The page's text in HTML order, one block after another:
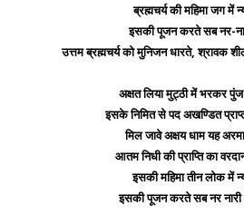
ब्रह्मचर्य की महिमा जग में
इसकी पूजन करते सब नर-
उत्तम ब्रह्मचर्य को मुनिजन धारते, श्रावक
अक्षत लिया मुट्ठी में भरकर
इसके निमित से पद अखण्डित
मिल जावे अक्षय धाम यह
आतम निधी की प्राप्ति का
इसकी महिमा तीन लोक में
इसकी पूजन करते सब नर